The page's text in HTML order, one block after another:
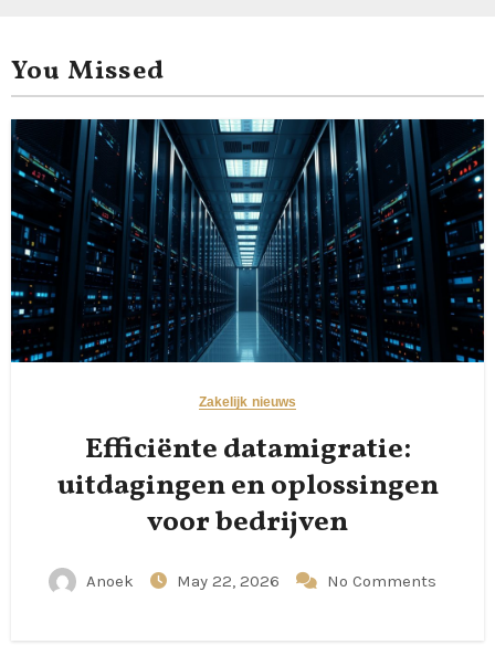
You Missed
Zakelijk nieuws
Efficiënte datamigratie:
uitdagingen en oplossingen
voor bedrijven
Anoek May 22, 2026 No Comments